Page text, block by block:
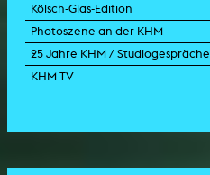
Kölsch-Glas-Edition
Photoszene an der KHM
25 Jahre KHM / Studiogespräche
KHM TV